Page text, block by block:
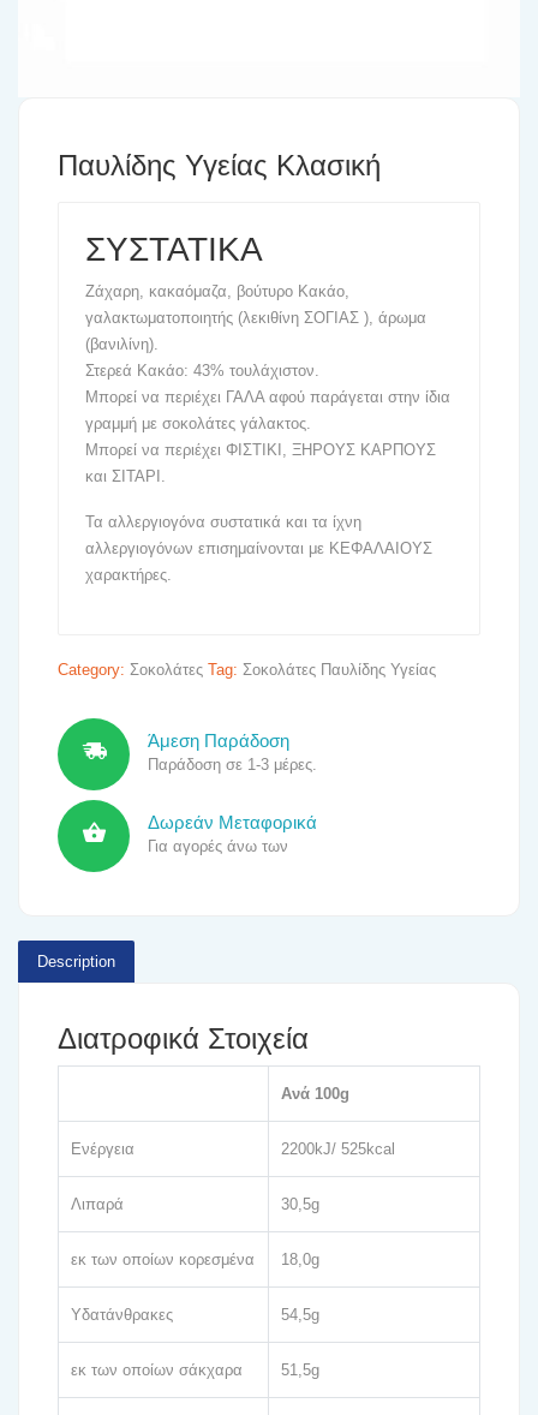
Παυλίδης Υγείας Κλασική
ΣΥΣΤΑΤΙΚΑ
Ζάχαρη, κακαόμαζα, βούτυρο Κακάο,
γαλακτωματοποιητής (λεκιθίνη ΣΟΓΙΑΣ ), άρωμα
(βανιλίνη).
Στερεά Κακάο: 43% τουλάχιστον.
Μπορεί να περιέχει ΓΑΛΑ αφού παράγεται στην ίδια
γραμμή με σοκολάτες γάλακτος.
Μπορεί να περιέχει ΦΙΣΤΙΚΙ, ΞΗΡΟΥΣ ΚΑΡΠΟΥΣ
και ΣΙΤΑΡΙ.
Τα αλλεργιογόνα συστατικά και τα ίχνη
αλλεργιογόνων επισημαίνονται με ΚΕΦΑΛΑΙΟΥΣ
χαρακτήρες.
Category: Σοκολάτες Tag: Σοκολάτες Παυλίδης Υγείας
Άμεση Παράδοση
Παράδοση σε 1-3 μέρες.
Δωρεάν Μεταφορικά
Για αγορές άνω των
Description
Διατροφικά Στοιχεία
Ανά 100g
Ενέργεια 2200kJ/ 525kcal
Λιπαρά 30,5g
εκ των οποίων κορεσμένα 18,0g
Υδατάνθρακες 54,5g
εκ των οποίων σάκχαρα 51,5g